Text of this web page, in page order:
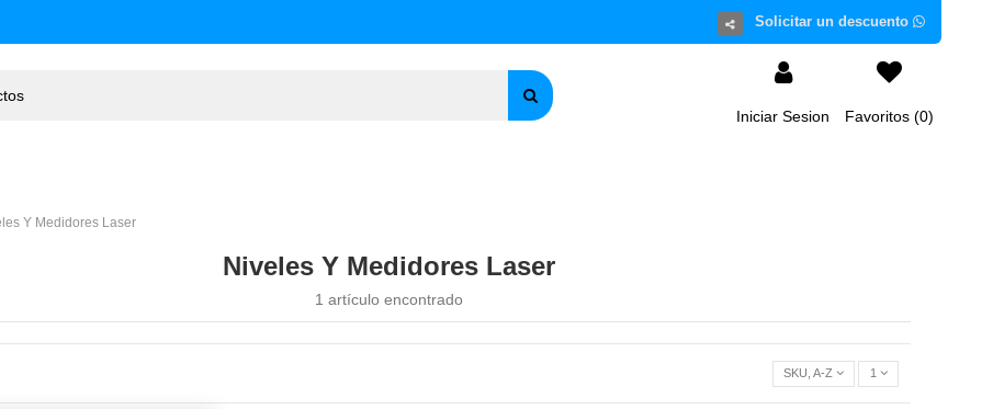
Iniciar Sesion Favoritos (0)
Y Medidores Laser
Niveles Y Medidores Laser
1 artículo encontrado